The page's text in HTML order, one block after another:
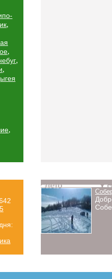
,
,
,
,
,
Лето